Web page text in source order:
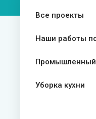
Все проекты
Наши работы
Промышленный
Уборка кухни